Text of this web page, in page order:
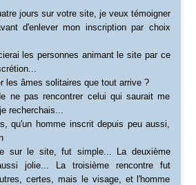
jours sur votre site, je veux témoigner
d'enlever mon inscription par choix
les personnes animant le site par ce
les âmes solitaires que tout arrive ?
ne pas rencontrer celui qui saurait me
recherchais...
qu'un homme inscrit depuis peu aussi,
sur le site, fut simple... La deuxième
jolie... La troisième rencontre fut
certes, mais le visage, et l'homme